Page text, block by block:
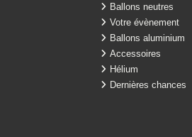
Ballons neutres
Votre évènement
Ballons aluminium
Accessoires
Hélium
Dernières chances